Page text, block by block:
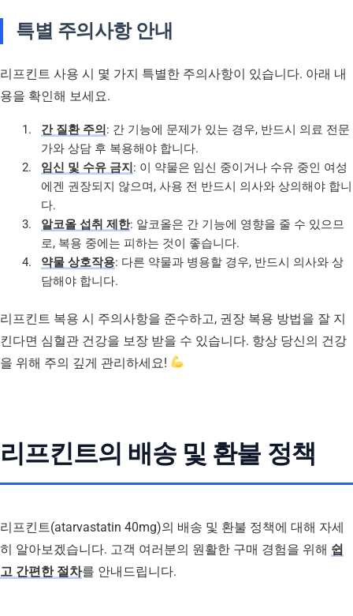
특별 주의사항 안내
리프킨트 사용 시 몇 가지 특별한 주의사항이 있습니다. 아래 내
용을 확인해 보세요.
간 질환 주의: 간 기능에 문제가 있는 경우, 반드시 의료 전문
가와 상담 후 복용해야 합니다.
임신 및 수유 금지: 이 약물은 임신 중이거나 수유 중인 여성
에겐 권장되지 않으며, 사용 전 반드시 의사와 상의해야 합니
다.
알코올 섭취 제한: 알코올은 간 기능에 영향을 줄 수 있으므
로, 복용 중에는 피하는 것이 좋습니다.
약물 상호작용: 다른 약물과 병용할 경우, 반드시 의사와 상
담해야 합니다.
리프킨트 복용 시 주의사항을 준수하고, 권장 복용 방법을 잘 지
킨다면 심혈관 건강을 보장 받을 수 있습니다. 항상 당신의 건강
을 위해 주의 깊게 관리하세요!
리프킨트의 배송 및 환불 정책
리프킨트(atarvastatin 40mg)의 배송 및 환불 정책에 대해 자세
히 알아보겠습니다. 고객 여러분의 원활한 구매 경험을 위해 쉽
고 간편한 절차를 안내드립니다.